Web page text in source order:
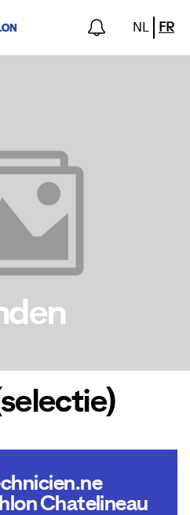
NL FR
Chatelineau